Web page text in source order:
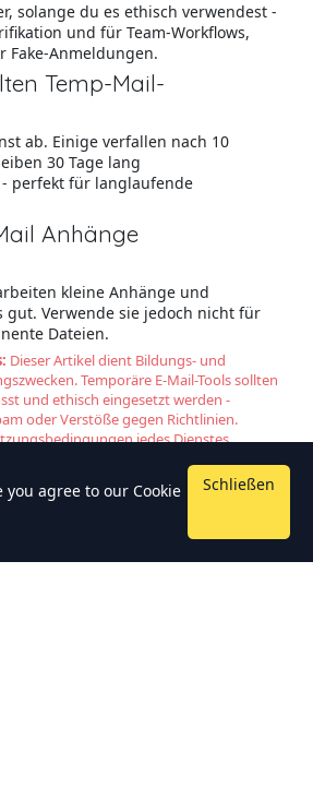
solange du es ethisch verwendest -
und für Team-Workflows,
Fake-Anmeldungen.
Temp-Mail-
ab. Einige verfallen nach 10
30 Tage lang
perfekt für langlaufende
Anhänge
kleine Anhänge und
gut. Verwende sie jedoch nicht für
Dateien.
Dieser Artikel dient Bildungs- und
Temporäre E-Mail-Tools sollten
und ethisch eingesetzt werden -
oder Verstöße gegen Richtlinien.
jedes Dienstes.
you agree to our Cookie
Schließen